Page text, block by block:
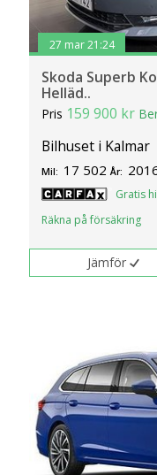
27 mar 21:24
Skoda Superb
Helläd..
Pris 159 900 kr
Bilhuset i Kalmar
Mil: 17 502 År:
Gratis
Räkna på försäkring
Jämför